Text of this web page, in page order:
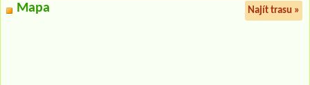
Mapa Najít trasu »